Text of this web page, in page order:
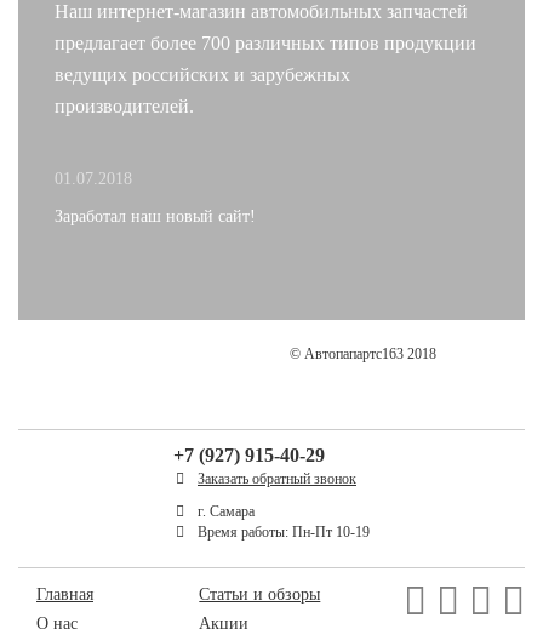
Наш интернет-магазин автомобильных запчастей
предлагает более 700 различных типов продукции
ведущих российских и зарубежных
производителей.
01.07.2018
Заработал наш новый сайт!
© Автопапартс163 2018
+7 (927) 915-40-29
Заказать обратный звонок
г. Самара
Время работы: Пн-Пт 10-19
Главная
О нас
Статьи и обзоры
Акции